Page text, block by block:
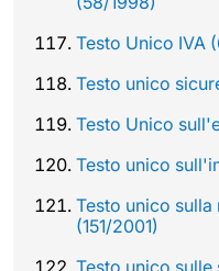
Testo Unico IVA
Testo unico
Testo Unico
Testo unico
Testo unico sulla
(151/2001)
Testo unico sulle